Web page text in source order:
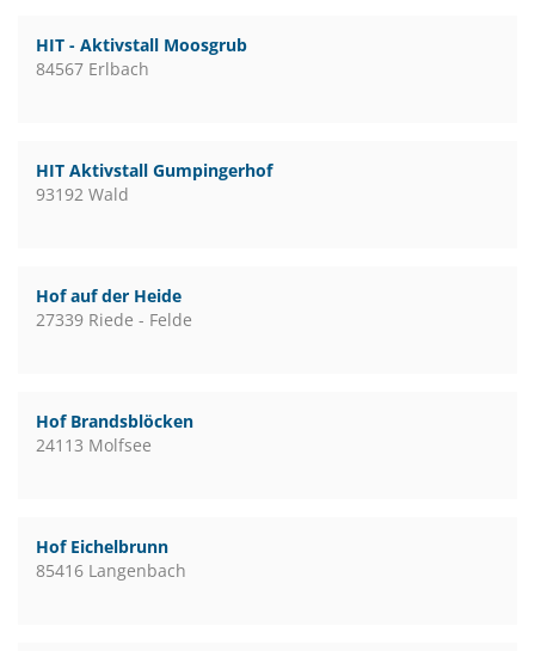
HIT - Aktivstall Moosgrub
84567 Erlbach
HIT Aktivstall Gumpingerhof
93192 Wald
Hof auf der Heide
27339 Riede - Felde
Hof Brandsblöcken
24113 Molfsee
Hof Eichelbrunn
85416 Langenbach